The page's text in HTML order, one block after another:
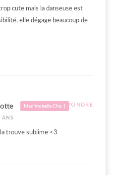
cute mais la danseuse est
elle dégage beaucoup de
Mad'moiselle Cha :)
ANS
RÉPONDRE
trouve sublime <3